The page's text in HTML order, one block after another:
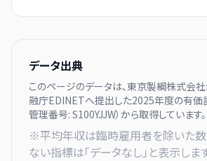
データ出典
このページのデータは、東京製綱株式会社
融庁EDINETへ提出した2025年度の有価
管理番号: S100YJJW）から取得しています。
※平均年収は臨時雇用者を除いた数
ない指標は「データなし」と表示しま